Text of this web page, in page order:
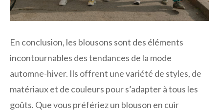
En conclusion, les blousons sont des éléments
incontournables des tendances de la mode
automne-hiver. Ils offrent une variété de styles, de
matériaux et de couleurs pour s’adapter à tous les
goûts. Que vous préfériez un blouson en cuir